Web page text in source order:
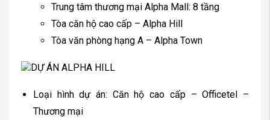
Trung tâm thương mại Alpha Mall: 8 tầng
Tòa căn hộ cao cấp – Alpha Hill
Tòa văn phòng hạng A – Alpha Town
Loại hình dự án: Căn hộ cao cấp – Officetel –
Thương mại